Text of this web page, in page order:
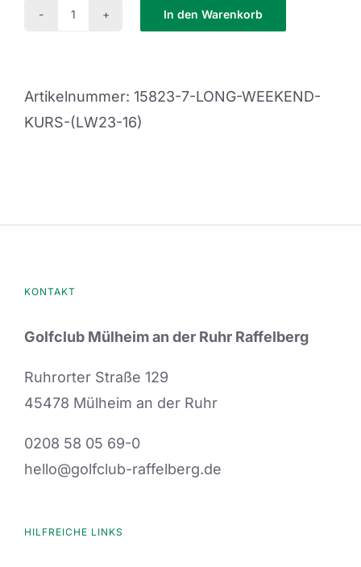
(LW23-
15)
In den Warenkorb
Artikelnummer: 15823-7-LONG-WEEKEND-
KURS-(LW23-16)
KONTAKT
Golfclub Mülheim an der Ruhr Raffelberg
Ruhrorter Straße 129
45478 Mülheim an der Ruhr
0208 58 05 69-0
hello@golfclub-raffelberg.de
HILFREICHE LINKS